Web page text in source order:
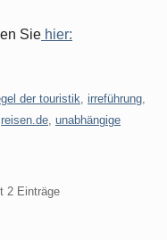
Sie hier:
der touristik irreführung
reisen.de unabhängige
2 Einträge